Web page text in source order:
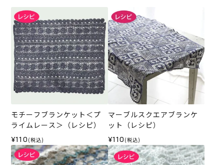
モチーフブランケット＜プ
ライムレース＞（レシピ）
¥110 (税込)
マーブルスクエアブランケ
ット（レシピ）
¥110 (税込)